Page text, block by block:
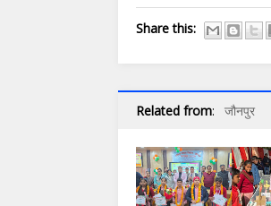
Share this:
Related from: जौनपुर